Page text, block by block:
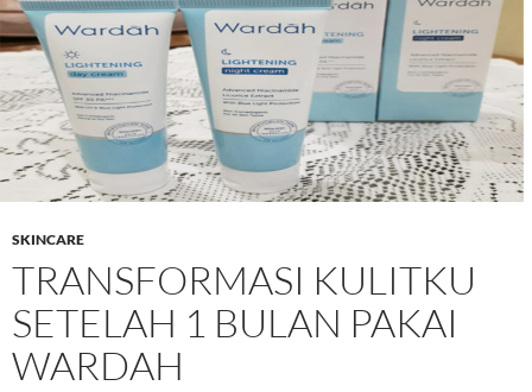
SKINCARE
TRANSFORMASI KULITKU
SETELAH 1 BULAN PAKAI
WARDAH